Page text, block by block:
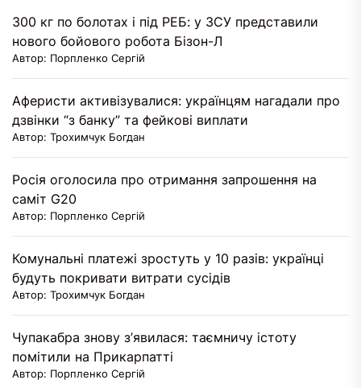
300 кг по болотах і під РЕБ: у ЗСУ представили
нового бойового робота Бізон-Л
Автор: Порпленко Сергій
Аферисти активізувалися: українцям нагадали про
дзвінки “з банку” та фейкові виплати
Автор: Трохимчук Богдан
Росія оголосила про отримання запрошення на
саміт G20
Автор: Порпленко Сергій
Комунальні платежі зростуть у 10 разів: українці
будуть покривати витрати сусідів
Автор: Трохимчук Богдан
Чупакабра знову з’явилася: таємничу істоту
помітили на Прикарпатті
Автор: Порпленко Сергій